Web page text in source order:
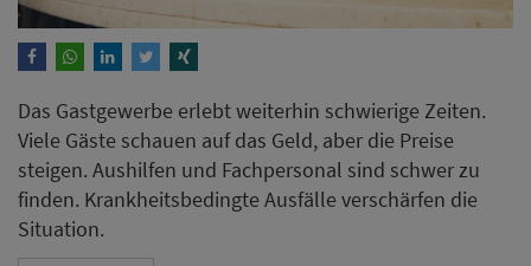
Das Gastgewerbe erlebt weiterhin schwierige Zeiten.
Viele Gäste schauen auf das Geld, aber die Preise
steigen. Aushilfen und Fachpersonal sind schwer zu
finden. Krankheitsbedingte Ausfälle verschärfen die
Situation.